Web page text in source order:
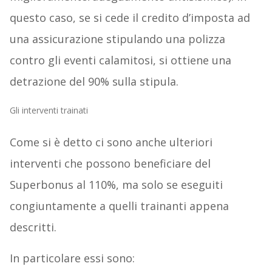
questo caso, se si cede il credito d’imposta ad
una assicurazione stipulando una polizza
contro gli eventi calamitosi, si ottiene una
detrazione del 90% sulla stipula.
Gli interventi trainati
Come si è detto ci sono anche ulteriori
interventi che possono beneficiare del
Superbonus al 110%, ma solo se eseguiti
congiuntamente a quelli trainanti appena
descritti.
In particolare essi sono: